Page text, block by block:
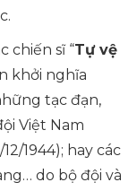
chiến sĩ “Tự vệ
khởi nghĩa
tạc đạn,
Việt Nam
1944); hay các
do bộ đội và